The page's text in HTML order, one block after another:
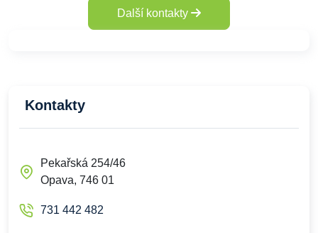
Další kontakty
Kontakty
Pekařská 254/46
Opava, 746 01
731 442 482